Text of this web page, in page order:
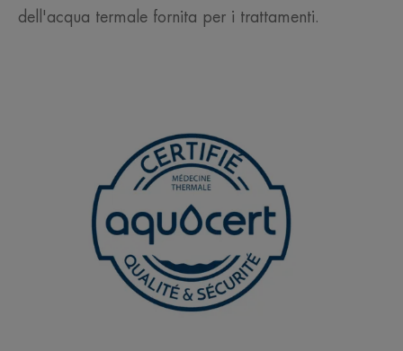
dell'acqua termale fornita per i trattamenti.